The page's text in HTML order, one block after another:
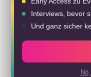
Interviews, bevor
Und ganz sicher